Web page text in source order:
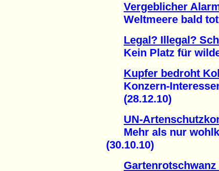
Vergeblicher
Weltmeere bald
Legal? Illegal?
Kein Platz für wilde
Kupfer bedroht
Konzern-
(28.12.10)
UN-
Mehr als nur
(30.10.10)